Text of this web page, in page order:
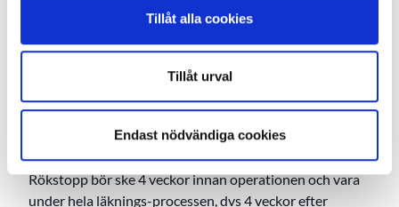
Tillåt alla cookies
Tillåt urval
Endast nödvändiga cookies
operationskostnaden beroende på vilka regler ditt
försäkringsbolag har.
Rökstopp inför operation
För att minska riskerna för komplikationer i samband
ska genomgå planerad kirurgi att sluta röka.
Rökstopp bör ske 4 veckor innan operationen och vara
under hela läknings-processen, dvs 4 veckor efter